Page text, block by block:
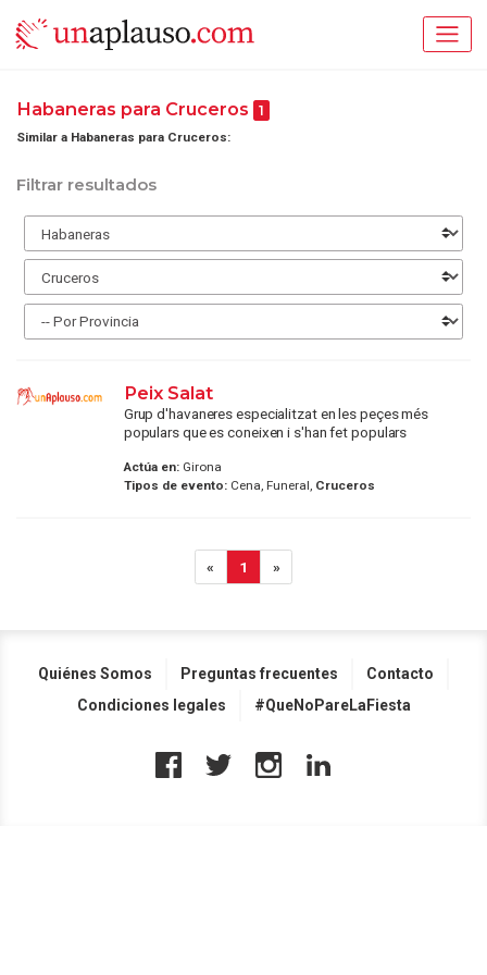
Habaneras para Cruceros 1
Similar a Habaneras para Cruceros:
Filtrar resultados
Peix Salat
Grup d'havaneres especialitzat en les peçes més
populars que es coneixen i s'han fet populars
Actúa en:Girona
Tipos de evento:Cena, Funeral, Cruceros
« 1 »
Quiénes Somos Preguntas frecuentes
Contacto
Condiciones legales
#QueNoPareLaFiesta